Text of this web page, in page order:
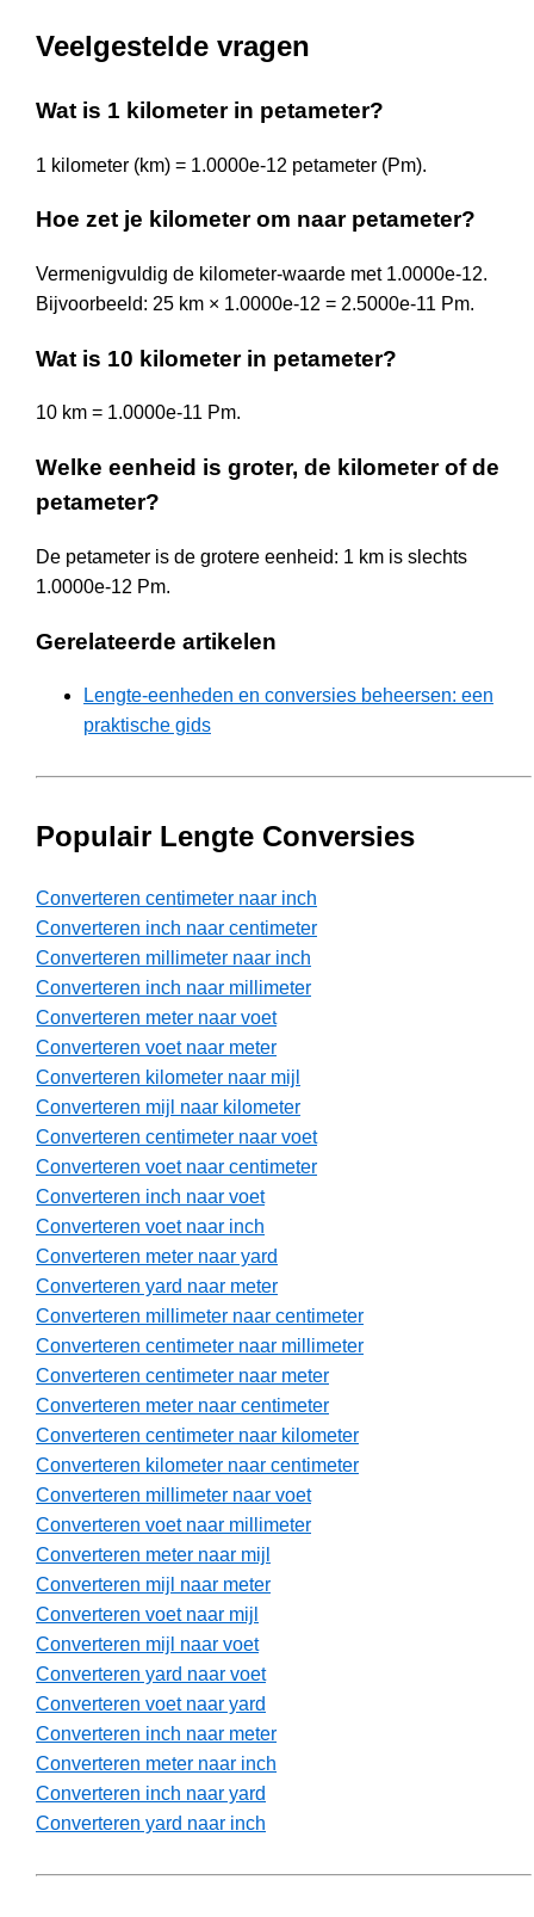
Veelgestelde vragen
Wat is 1 kilometer in petameter?
1 kilometer (km) = 1.0000e-12 petameter (Pm).
Hoe zet je kilometer om naar petameter?
Vermenigvuldig de kilometer-waarde met 1.0000e-12.
Bijvoorbeeld: 25 km × 1.0000e-12 = 2.5000e-11 Pm.
Wat is 10 kilometer in petameter?
10 km = 1.0000e-11 Pm.
Welke eenheid is groter, de kilometer of de
petameter?
De petameter is de grotere eenheid: 1 km is slechts
1.0000e-12 Pm.
Gerelateerde artikelen
Lengte-eenheden en conversies beheersen: een
praktische gids
Populair Lengte Conversies
Converteren centimeter naar inch
Converteren inch naar centimeter
Converteren millimeter naar inch
Converteren inch naar millimeter
Converteren meter naar voet
Converteren voet naar meter
Converteren kilometer naar mijl
Converteren mijl naar kilometer
Converteren centimeter naar voet
Converteren voet naar centimeter
Converteren inch naar voet
Converteren voet naar inch
Converteren meter naar yard
Converteren yard naar meter
Converteren millimeter naar centimeter
Converteren centimeter naar millimeter
Converteren centimeter naar meter
Converteren meter naar centimeter
Converteren centimeter naar kilometer
Converteren kilometer naar centimeter
Converteren millimeter naar voet
Converteren voet naar millimeter
Converteren meter naar mijl
Converteren mijl naar meter
Converteren voet naar mijl
Converteren mijl naar voet
Converteren yard naar voet
Converteren voet naar yard
Converteren inch naar meter
Converteren meter naar inch
Converteren inch naar yard
Converteren yard naar inch